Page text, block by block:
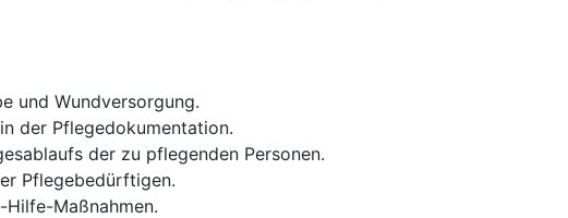
und Wundversorgung.
der Pflegedokumentation.
der zu pflegenden Personen.
Pflegebedürftigen.
Hilfe-Maßnahmen.